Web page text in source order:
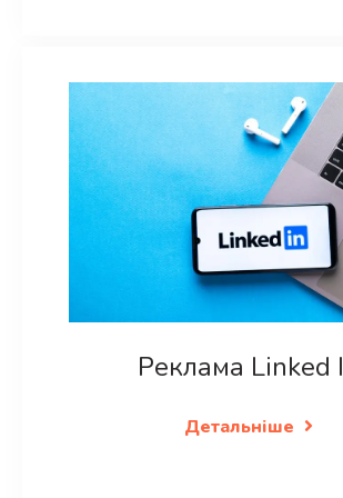
Реклама Linked
Детальніше